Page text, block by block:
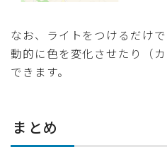
なお、ライトをつけるだけ
動的に色を変化させたり（
できます。
まとめ